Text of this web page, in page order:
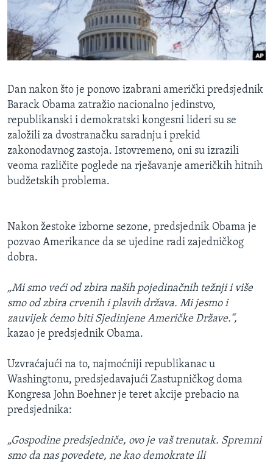
MAGAZIN
O GLASU AMERIKE
PRATITE NAS
Jezici
Dan nakon što je ponovo izabrani američki predsjednik
Barack Obama zatražio nacionalno jedinstvo,
republikanski i demokratski kongesni lideri su se
založili za dvostranačku saradnju i prekid
zakonodavnog zastoja. Istovremeno, oni su izrazili
veoma različite poglede na rješavanje američkih hitnih
budžetskih problema.
Nakon žestoke izborne sezone, predsjednik Obama je
pozvao Amerikance da se ujedine radi zajedničkog
dobra.
„Mi smo veći od zbira naših pojedinačnih težnji i više
smo od zbira crvenih i plavih država. Mi jesmo i
zauvijek ćemo biti Sjedinjene Američke Države.“,
kazao je predsjednik Obama.
Uzvraćajući na to, najmoćniji republikanac u
Washingtonu, predsjedavajući Zastupničkog doma
Kongresa John Boehner je teret akcije prebacio na
predsjednika:
„Gospodine predsjedniče, ovo je vaš trenutak. Spremni
smo da nas povedete, ne kao demokrate ili